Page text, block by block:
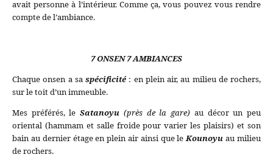
avait personne à l’intérieur. Comme ça, vous pouvez vous rendre
compte de l’ambiance.
7 ONSEN 7 AMBIANCES
Chaque onsen a sa spécificité: en plein air, au milieu de rochers,
sur le toit d’un immeuble.
Mes préférés, leSatanoyu (près de la gare) au décor un peu
oriental (hammam et salle froide pour varier les plaisirs) et son
bain au dernier étage en plein air ainsi que leKounoyu au milieu
de rochers.